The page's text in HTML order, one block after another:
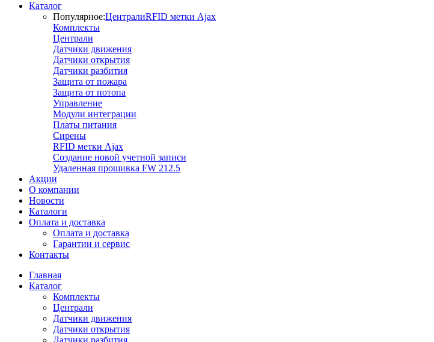
Каталог
Популярное:ЦентралиRFID метки Ajax
Комплекты
Централи
Датчики движения
Датчики открытия
Датчики разбития
Защита от пожара
Защита от потопа
Управление
Модули интеграции
Платы питания
Сирены
RFID метки Ajax
Создание новой учетной записи
Удаленная прошивка FW 212.5
Акции
О компании
Новости
Каталоги
Оплата и доставка
Оплата и доставка
Гарантии и сервис
Контакты
Главная
Каталог
Комплекты
Централи
Датчики движения
Датчики открытия
Датчики разбития